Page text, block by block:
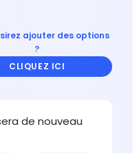
ajouter des options
?
CLIQUEZ ICI
de nouveau